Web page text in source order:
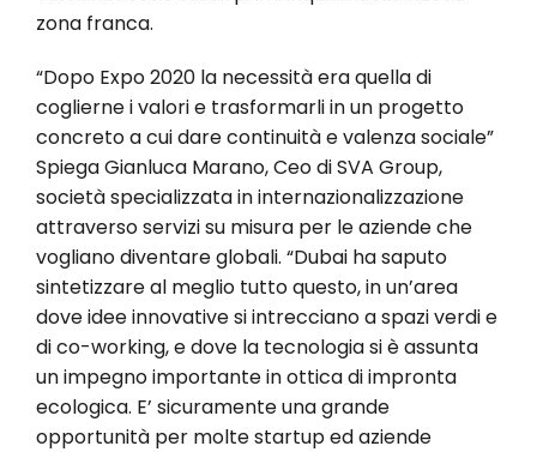
zona franca.
“Dopo Expo 2020 la necessità era quella di
coglierne i valori e trasformarli in un progetto
concreto a cui dare continuità e valenza sociale”
Spiega Gianluca Marano, Ceo di SVA Group,
società specializzata in internazionalizzazione
attraverso servizi su misura per le aziende che
vogliano diventare globali. “Dubai ha saputo
sintetizzare al meglio tutto questo, in un’area
dove idee innovative si intrecciano a spazi verdi e
di co-working, e dove la tecnologia si è assunta
un impegno importante in ottica di impronta
ecologica. E’ sicuramente una grande
opportunità per molte startup ed aziende